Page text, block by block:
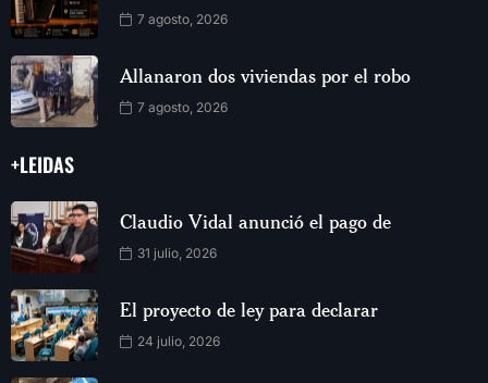
7 agosto, 2026
Allanaron dos viviendas por el robo
7 agosto, 2026
+LEIDAS
Claudio Vidal anunció el pago de
31 julio, 2026
El proyecto de ley para declarar
24 julio, 2026